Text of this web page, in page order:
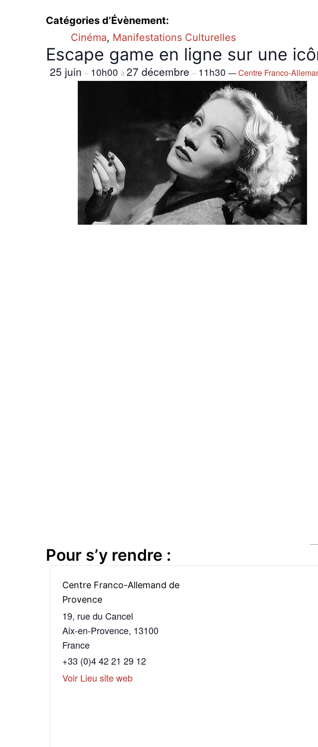
Catégories d’Évènement:
Cinéma, Manifestations Culturelles
Escape game en ligne sur une
25 juin – 10h00 à 27 décembre – 11h30 —Centre Franco-
Pour s’y rendre :
Centre Franco-Allemand de
Provence
19, rue du Cancel
Aix-en-Provence, 13100
France
+33 (0)4 42 21 29 12
Voir Lieu site web